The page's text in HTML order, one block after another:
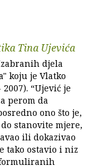
Tina Ujevića
djela
koju je Vlatko
“Ujević je
perom da
ono što je,
stanovite mjere,
ili dokazivao
tako ostavio i niz